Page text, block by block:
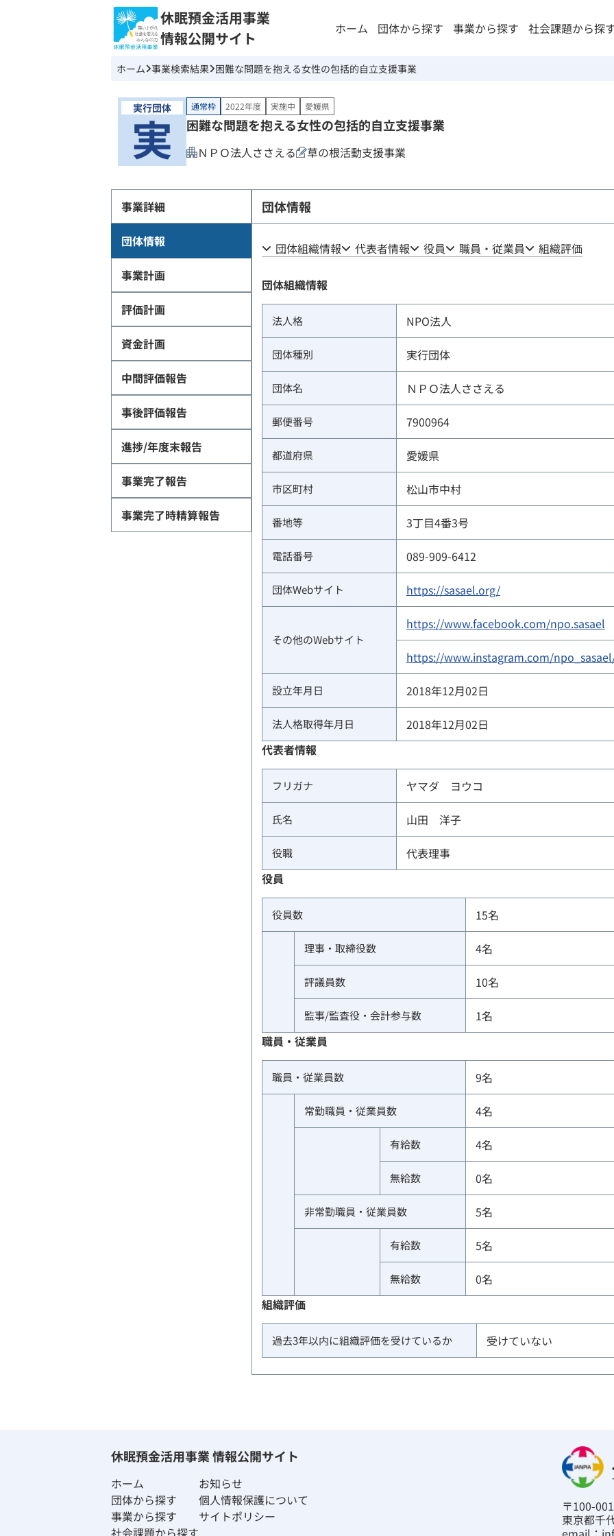
休眠預金活用事業
情報公開サイト
ホーム 団体から探す 事業から探す 社会課題から探
ホーム 事業検索結果 困難な問題を抱える女性の包括的自立支援事業
通常枠 2022年度 実施中 愛媛県
困難な問題を抱える女性の包括的自立支援事業
ＮＰＯ法人ささえる 草の根活動支援事業
事業詳細
団体情報
事業計画
評価計画
資金計画
中間評価報告
事後評価報告
進捗/年度末報告
事業完了報告
事業完了時精算報告
団体情報
団体組織情報 代表者情報 役員 職員・従業員 組織評価
団体組織情報
法人格 NPO法人
団体種別 実行団体
団体名 ＮＰＯ法人ささえる
郵便番号 7900964
都道府県 愛媛県
市区町村 松山市中村
番地等 3丁目4番3号
電話番号 089-909-6412
団体Webサイト https://sasael.org/
その他のWebサイト
https://www.facebook.com/npo.sasael
https://www.instagram.com/
設立年月日 2018年12月02日
法人格取得年月日
2018年12月02日
代表者情報
フリガナ ヤマダ　ヨウコ
氏名 山田　洋子
役職
代表理事
役員
役員数 15名
理事・取締役数 4名
評議員数 10名
監事/監査役・会計参与数 1名
職員・従業員
職員・従業員数 9名
常勤職員・従業員数 4名
有給数 4名
無給数 0名
非常勤職員・従業員数 5名
有給数 5名
無給数 0名
組織評価
過去3年以内に組織評価を受けているか 受けていない
休眠預金活用事業 情報公開サイト
ホーム
団体から探す
事業から探す
社会課題から探す
お知らせ
個人情報保護について
サイトポリシー
〒100-
東京都千